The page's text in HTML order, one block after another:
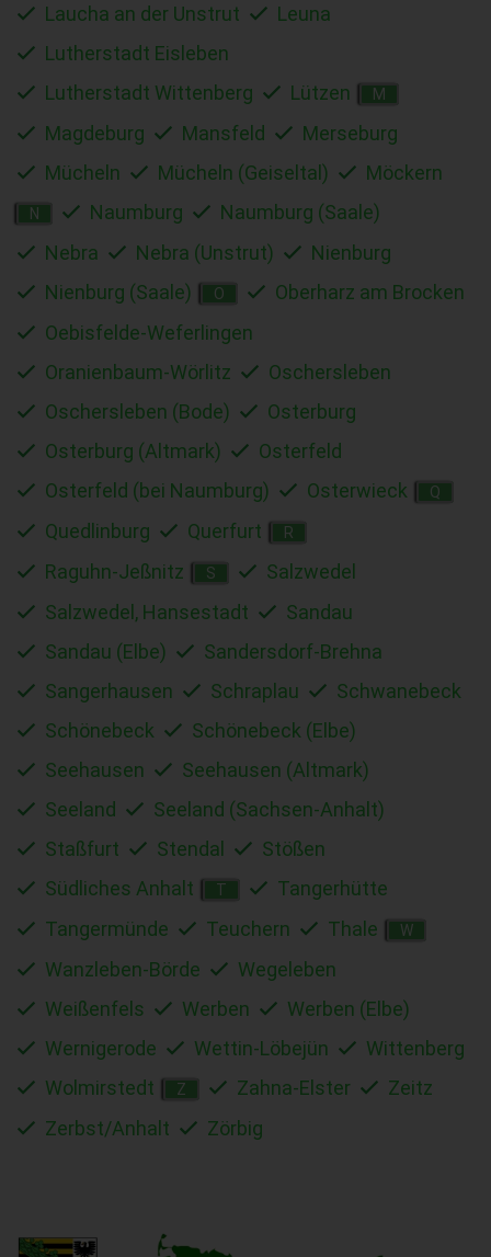
Laucha an der Unstrut
Leuna
Lutherstadt Eisleben
Lutherstadt Wittenberg
Lützen M
Magdeburg Mansfeld
Merseburg
Mücheln
Mücheln (Geiseltal) Möckern
N Naumburg
Naumburg (Saale)
Nebra
Nebra (Unstrut)
Nienburg
Nienburg (Saale)
O
Oberharz am Brocken
Oebisfelde-Weferlingen
Oranienbaum-Wörlitz
Oschersleben
Oschersleben (Bode)
Osterburg
Osterburg (Altmark)
Osterfeld
Osterfeld (bei Naumburg)
Osterwieck Q
Quedlinburg Querfurt R
Raguhn-Jeßnitz S
Salzwedel
Salzwedel, Hansestadt
Sandau
Sandau (Elbe)
Sandersdorf-Brehna
Sangerhausen
Schraplau
Schwanebeck
Schönebeck
Schönebeck (Elbe)
Seehausen
Seehausen (Altmark)
Seeland
Seeland (Sachsen-Anhalt)
Staßfurt
Stendal
Stößen
Südliches Anhalt
T
Tangerhütte
Tangermünde
Teuchern Thale W
Wanzleben-Börde
Wegeleben
Weißenfels
Werben
Werben (Elbe)
Wernigerode
Wettin-Löbejün
Wittenberg
Wolmirstedt
Z Zahna-Elster
Zeitz
Zerbst/Anhalt
Zörbig